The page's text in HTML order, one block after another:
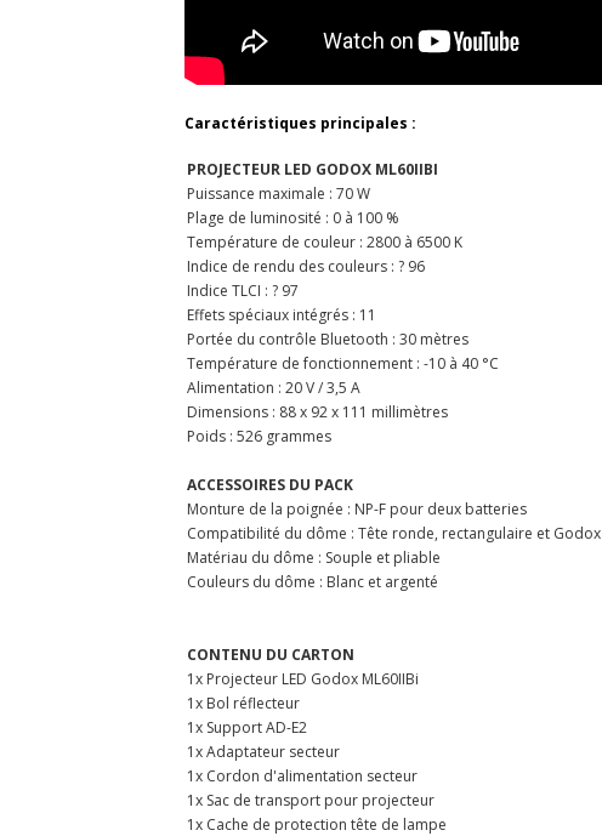
Caractéristiques principales :
PROJECTEUR LED GODOX ML60IIBI
Puissance maximale : 70 W
Plage de luminosité : 0 à 100 %
Température de couleur : 2800 à 6500 K
Indice de rendu des couleurs : ? 96
Indice TLCI : ? 97
Effets spéciaux intégrés : 11
Portée du contrôle Bluetooth : 30 mètres
Température de fonctionnement : -10 à 40 °C
Alimentation : 20 V / 3,5 A
Dimensions : 88 x 92 x 111 millimètres
Poids : 526 grammes
ACCESSOIRES DU PACK
Monture de la poignée : NP-F pour deux batteries
Compatibilité du dôme : Tête ronde, rectangulaire et Godox
Matériau du dôme : Souple et pliable
Couleurs du dôme : Blanc et argenté
CONTENU DU CARTON
1x Projecteur LED Godox ML60IIBi
1x Bol réflecteur
1x Support AD-E2
1x Adaptateur secteur
1x Cordon d'alimentation secteur
1x Sac de transport pour projecteur
1x Cache de protection tête de lampe